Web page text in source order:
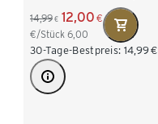
14,99 € 12,00 €
€/Stück 6,00
30-Tage-Bestpreis: 14,99€